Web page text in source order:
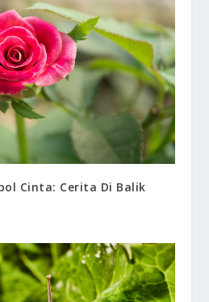
Cinta: Cerita Di Balik